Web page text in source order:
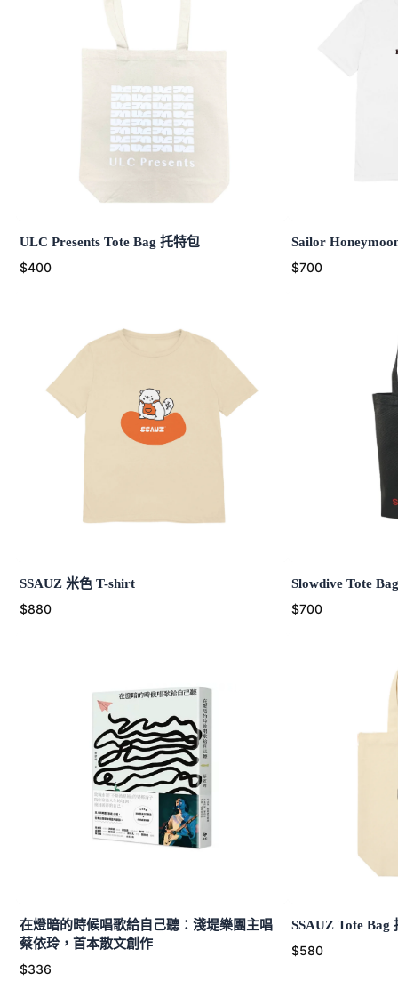
ULC Presents Tote Bag 托特包
$400
Sailor
$700
SSAUZ 米色 T-shirt
$880
Slowdive Tote
$700
在燈暗的時候唱歌給自己聽：淺堤樂團主唱
蔡依玲，首本散文創作
$336
SSAUZ Tote Bag
$580